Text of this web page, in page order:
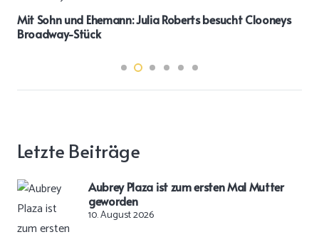
Mit Sohn und Ehemann: Julia Roberts besucht Clooneys
Broadway-Stück
Letzte Beiträge
Aubrey Plaza ist zum ersten Mal Mutter
geworden
10. August 2026